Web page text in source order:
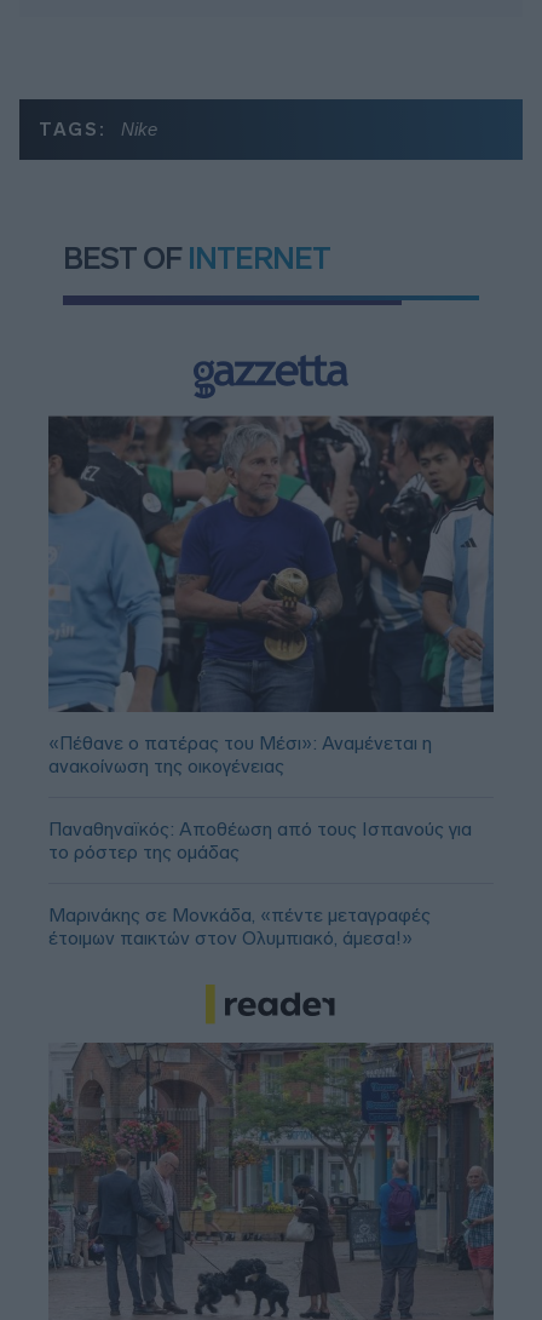
TAGS: Nike
BEST OF INTERNET
«Πέθανε ο πατέρας του Μέσι»: Αναμένεται η
ανακοίνωση της οικογένειας
Παναθηναϊκός: Αποθέωση από τους Ισπανούς για
το ρόστερ της ομάδας
Μαρινάκης σε Μονκάδα, «πέντε μεταγραφές
έτοιμων παικτών στον Ολυμπιακό, άμεσα!»